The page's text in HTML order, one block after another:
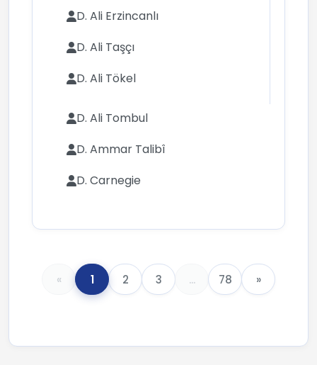
D. Ali Erzincanlı
D. Ali Taşçı
D. Ali Tökel
D. Ali Tombul
D. Ammar Talibî
D. Carnegie
« 1 2 3 ... 78 »